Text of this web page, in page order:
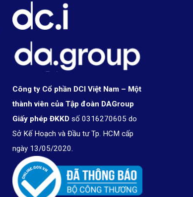
Công ty Cổ phần DCI Việt Nam – Một
thành viên của Tập đoàn DAGroup
Giấy phép ĐKKDsố 0316270605 do
Sở Kế Hoạch và Đầu tư Tp. HCM cấp
ngày 13/05/2020.